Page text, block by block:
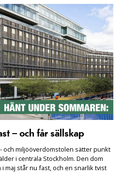
– och får sällskap
och miljööverdomstolen sätter punkt
i centrala Stockholm. Den dom
maj står nu fast, och en snarlik tvist